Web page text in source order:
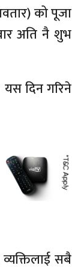
को पूजा
अति नै शुभ
दिन गरिने
सबै